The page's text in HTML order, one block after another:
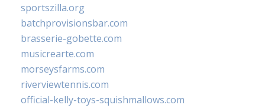
sportszilla.org
batchprovisionsbar.com
brasserie-gobette.com
musicrearte.com
morseysfarms.com
riverviewtennis.com
official-kelly-toys-squishmallows.com